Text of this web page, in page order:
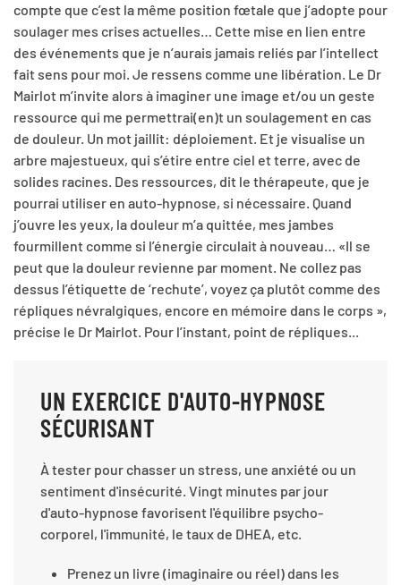
compte que c’est la même position fœtale que j’adopte pour
soulager mes crises actuelles… Cette mise en lien entre
des événements que je n’aurais jamais reliés par l’intellect
fait sens pour moi. Je ressens comme une libération. Le Dr
Mairlot m’invite alors à imaginer une image et/ou un geste
ressource qui me permettrai(en)t un soulagement en cas
de douleur. Un mot jaillit: déploiement. Et je visualise un
arbre majestueux, qui s’étire entre ciel et terre, avec de
solides racines. Des ressources, dit le thérapeute, que je
pourrai utiliser en auto-hypnose, si nécessaire. Quand
j’ouvre les yeux, la douleur m’a quittée, mes jambes
fourmillent comme si l’énergie circulait à nouveau… «Il se
peut que la douleur revienne par moment. Ne collez pas
dessus l’étiquette de ‘rechute’, voyez ça plutôt comme des
répliques névralgiques, encore en mémoire dans le corps »,
précise le Dr Mairlot. Pour l’instant, point de répliques...
UN EXERCICE D'AUTO-HYPNOSE
SÉCURISANT
À tester pour chasser un stress, une anxiété ou un
sentiment d'insécurité. Vingt minutes par jour
d'auto-hypnose favorisent l'équilibre psycho-
corporel, l'immunité, le taux de DHEA, etc.
Prenez un livre (imaginaire ou réel) dans les